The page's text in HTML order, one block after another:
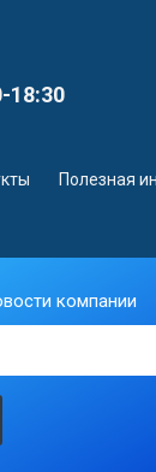
18:30
Полезная
компании